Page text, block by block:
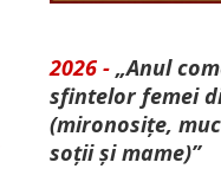
2026 - „Anul
sfintelor femei
(mironosițe,
soții și mame)”